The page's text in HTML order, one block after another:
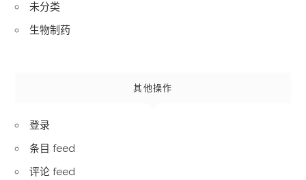
未分类
生物制药
其他操作
登录
条目 feed
评论 feed